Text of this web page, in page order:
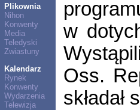
Plikownia
Nihon
Konwenty
Media
Teledyski
Zwiastuny
Kalendarz
Rynek
Konwenty
Wydarzenia
Telewizja
w
Oss.